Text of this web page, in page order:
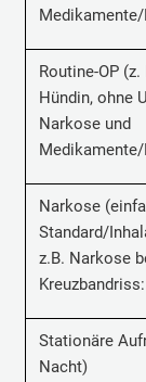
Routine-OP
Hündin, ohne
Narkose und
Narkose
Standard/
z.B. Narkose
Stationäre
Nacht)